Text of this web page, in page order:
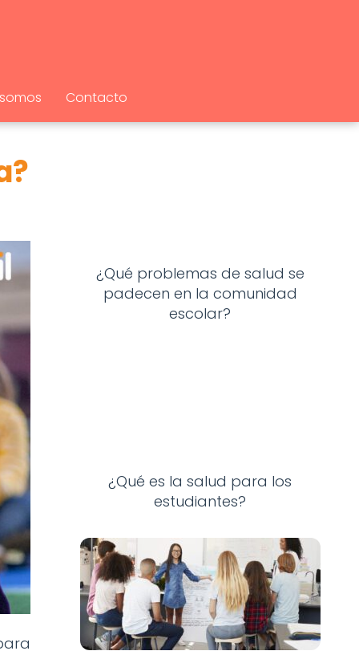
Contacto
¿Qué problemas de salud se
padecen en la comunidad
escolar?
¿Qué es la salud para los
estudiantes?